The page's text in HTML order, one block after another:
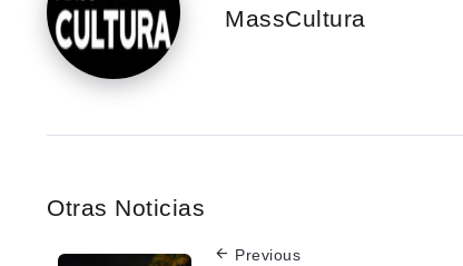
MassCultura
Otras Noticias
Previous